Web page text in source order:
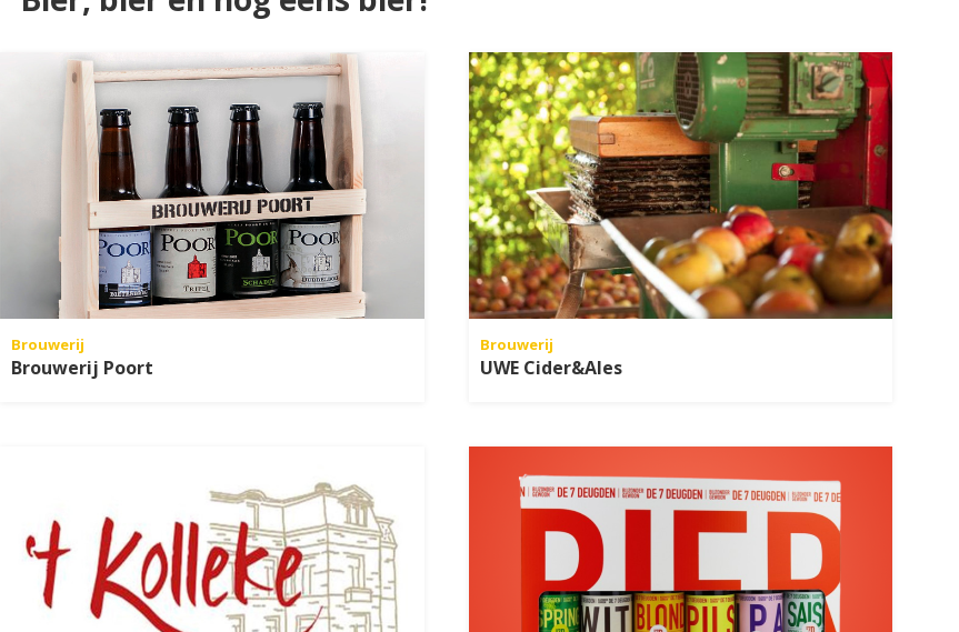
Brouwerij
Brouwerij Poort
Brouwerij
UWE Cider&Ales